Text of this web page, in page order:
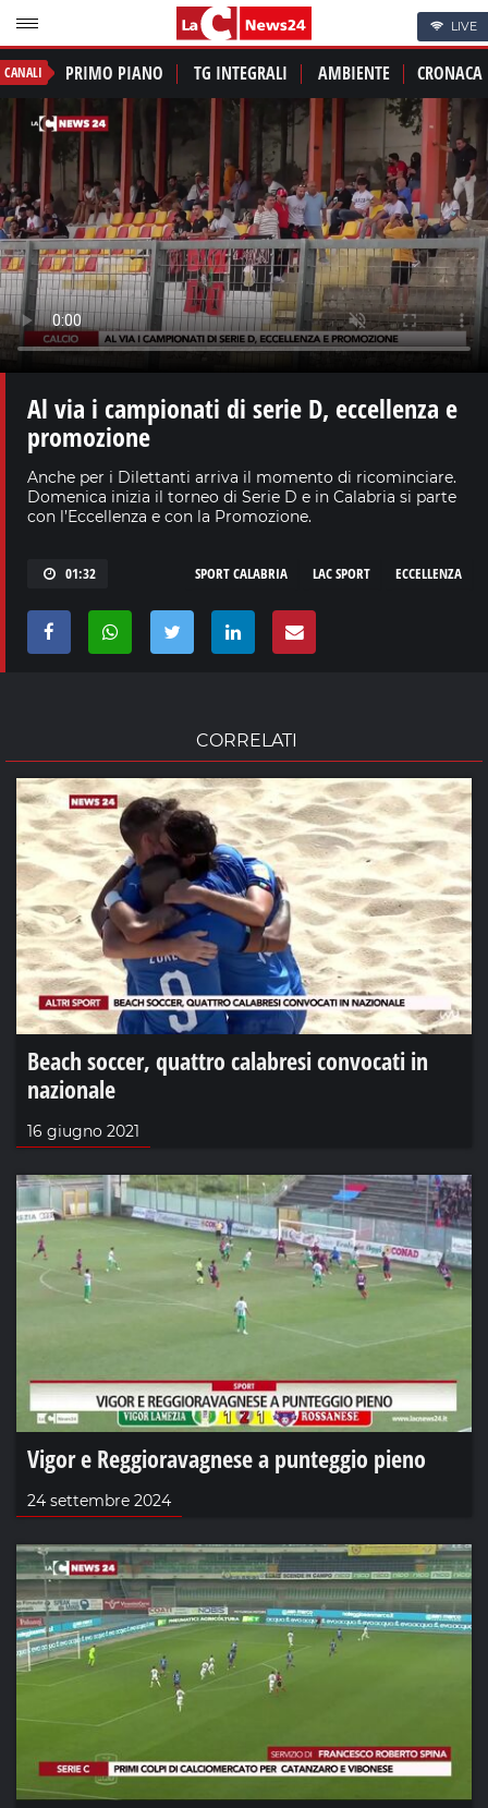
LIVE
CANALI PRIMO PIANO TG INTEGRALI AMBIENTE CRONACA
Al via i campionati di serie D, eccellenza e
promozione
Anche per i Dilettanti arriva il momento di ricominciare.
Domenica inizia il torneo di Serie D e in Calabria si parte
con l’Eccellenza e con la Promozione.
01:32 ECCELLENZA
LAC SPORT
SPORT CALABRIA
CORRELATI
Beach soccer, quattro calabresi convocati in
nazionale
16 giugno 2021
Vigor e Reggioravagnese a punteggio pieno
24 settembre 2024